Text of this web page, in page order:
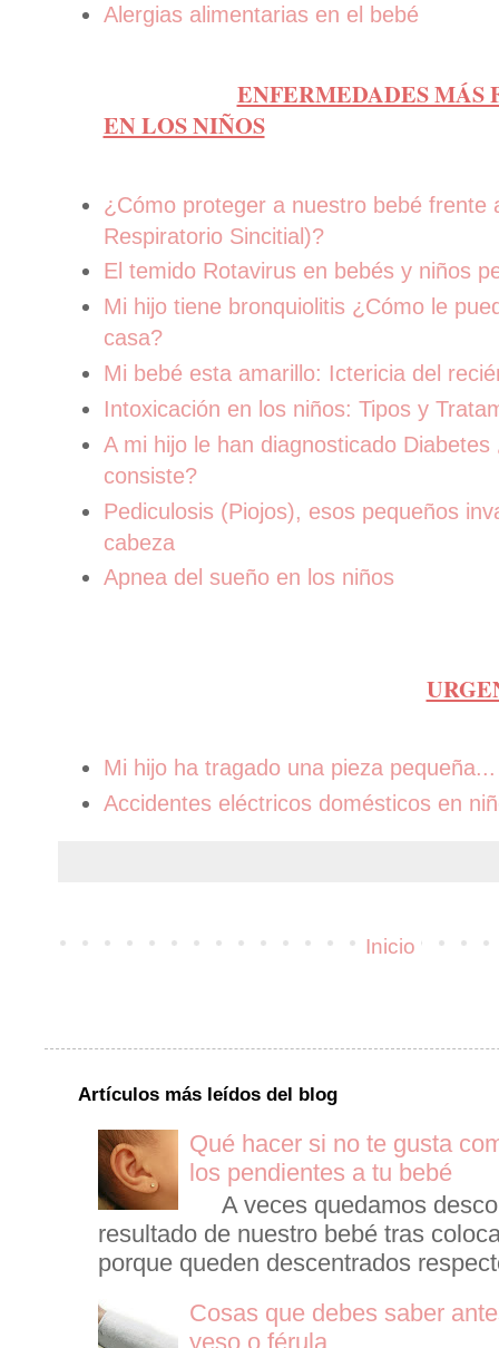
Alergias alimentarias en el bebé
ENFERMEDADES MÁS
EN LOS NIÑOS
¿Cómo proteger a nuestro bebé frente
Respiratorio Sincitial)?
El temido Rotavirus en bebés y niños
Mi hijo tiene bronquiolitis ¿Cómo le
casa?
Mi bebé esta amarillo: Ictericia del
Intoxicación en los niños: Tipos y
A mi hijo le han diagnosticado Diabetes
consiste?
Pediculosis (Piojos), esos pequeños
cabeza
Apnea del sueño en los niños
Mi hijo ha tragado una pieza pequeña...
Accidentes eléctricos domésticos en
Inicio
Artículos más leídos del blog
Qué hacer si no te gusta
los pendientes a tu bebé
A veces quedamos
resultado de nuestro bebé tras
porque queden descentrados
Cosas que debes saber
yeso o férula...